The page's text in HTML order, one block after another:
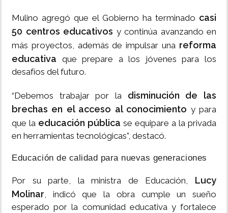
Mulino agregó que el Gobierno ha terminado casi
50 centros educativos y continúa avanzando en
más proyectos, además de impulsar una reforma
educativa que prepare a los jóvenes para los
desafíos del futuro.
“Debemos trabajar por la disminución de las
brechas en el acceso al conocimiento y para
que la educación pública se equipare a la privada
en herramientas tecnológicas”, destacó.
Educación de calidad para nuevas generaciones
Por su parte, la ministra de Educación, Lucy
Molinar, indicó que la obra cumple un sueño
esperado por la comunidad educativa y fortalece